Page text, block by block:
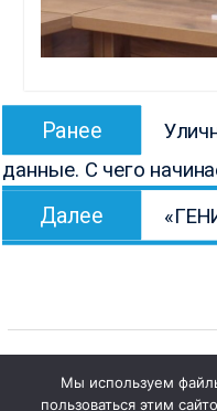
Навигация
записям
Ранее
данные. С чего
Далее
Мы используем
пользоваться этим
1